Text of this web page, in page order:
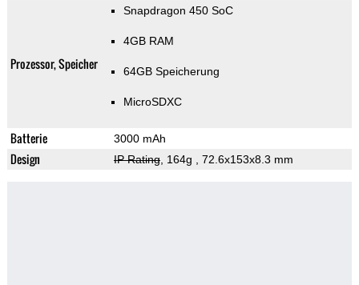
Prozessor, Speicher
Snapdragon 450 SoC
4GB RAM
64GB Speicherung
MicroSDXC
Batterie 3000 mAh
Design IP Rating, 164g , 72.6x153x8.3 mm